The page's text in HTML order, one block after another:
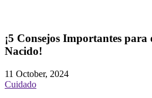
¡5 Consejos Importantes para
Nacido!
11 October, 2024
Cuidado